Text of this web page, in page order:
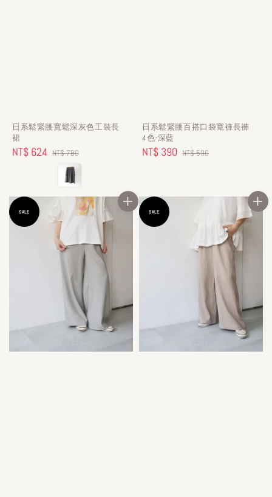
日系鬆緊腰寬鬆深灰色工裝長
裙
Sale
NT$ 624 Regular
price
NT$ 780
日系鬆緊腰百搭口袋寬褲長褲
4色-深藍
Sale
NT$ 390 Regular
NT$ 590
SALE SALE